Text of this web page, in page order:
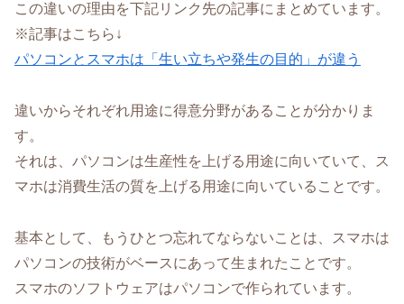
この違いの理由を下記リンク先の記事にまとめています。
※記事はこちら↓
パソコンとスマホは「生い立ちや発生の目的」が違う
違いからそれぞれ用途に得意分野があることが分かりま
す。
それは、パソコンは生産性を上げる用途に向いていて、ス
マホは消費生活の質を上げる用途に向いていることです。
基本として、もうひとつ忘れてならないことは、スマホは
パソコンの技術がベースにあって生まれたことです。
スマホのソフトウェアはパソコンで作られています。